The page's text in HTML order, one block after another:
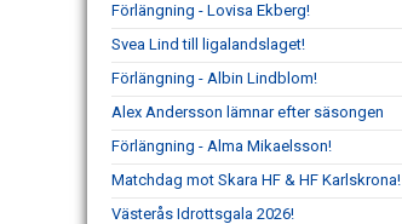
Förlängning - Lovisa Ekberg!
Svea Lind till ligalandslaget!
Förlängning - Albin Lindblom!
Alex Andersson lämnar efter säsongen
Förlängning - Alma Mikaelsson!
Matchdag mot Skara HF & HF Karlskrona!
Västerås Idrottsgala 2026!